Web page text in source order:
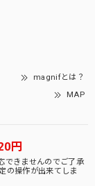
magnifとは？
MAP
円
できませんのでご了承
の操作が出来てしま